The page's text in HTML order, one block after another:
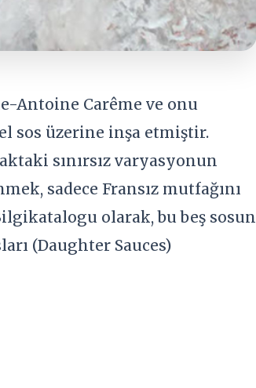
Antoine Carême ve onu
sos üzerine inşa etmiştir.
sınırsız varyasyonun
sadece Fransız mutfağını
olarak, bu beş sosun
(Daughter Sauces)